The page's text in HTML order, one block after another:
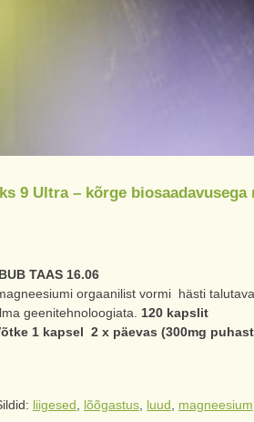
9 Ultra – kõrge
TAAS 16.06
orgaanilist vormi hästi
geenitehnoloogiata. 120 kapslit
1 kapsel 2 x päevas (300mg
liigesed lõõgastus luud magneesium